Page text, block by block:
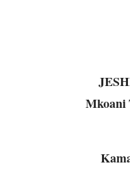
Mkoani